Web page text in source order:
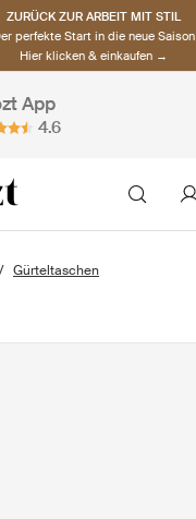
ZURÜCK ZUR ARBEIT MIT STIL
perfekte Start in die neue Saison
Hier klicken & einkaufen →
App
4.6
Gürteltaschen